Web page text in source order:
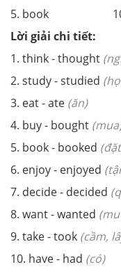
5. book 10.
Lời giải chi tiết:
1. think - thought
2. study - studied
3. eat - ate (ăn)
4. buy - bought
5. book - booked
6. enjoy - enjoyed
7. decide - decided
8. want - wanted
9. take - took (cầm,
10. have - had (có)